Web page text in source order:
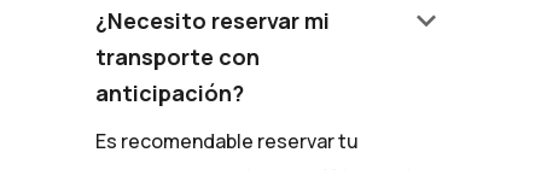
¿Necesito reservar mi
transporte con
anticipación?
keyboard_arrow_down
Es recomendable reservar tu